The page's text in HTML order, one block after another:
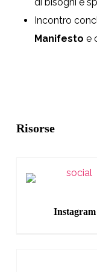
Incontro
Manifesto e
Risorse
Instagram